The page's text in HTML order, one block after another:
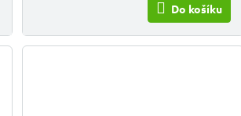
Do košíku